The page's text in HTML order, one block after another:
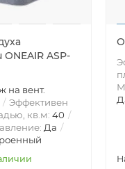
ASP-
на вент.
Эффективен
кв.м: 40
Да